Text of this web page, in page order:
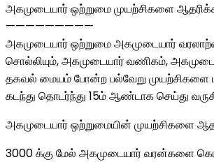
அகமுடையார் ஒற்றுமை முயற்சிகளை
—————————
அகமுடையார் ஒற்றுமை அகமுடையார்
சொல்லியும், அகமுடையார் வணிகம்,
தகவல் மையம் போன்ற பல்வேறு
கடந்து தொடர்ந்து 15ம் ஆண்டாக செய்து
அகமுடையார் ஒற்றுமையின் முயற்சிகளை
3000 க்கு மேல் அகமுடையார் வரன்களை